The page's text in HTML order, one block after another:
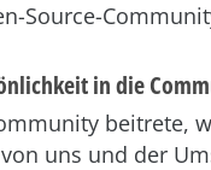
Source-
in die
beitrete,
uns und der